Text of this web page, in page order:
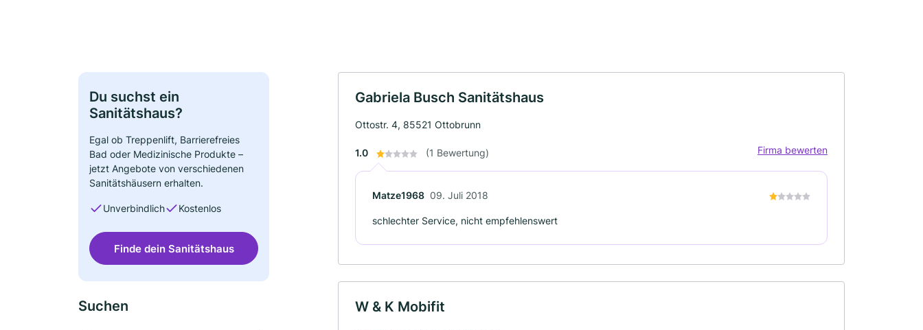
Du suchst ein
Sanitätshaus?
Egal ob Treppenlift, Barrierefreies
Bad oder Medizinische Produkte –
jetzt Angebote von verschiedenen
Sanitätshäusern erhalten.
Unverbindlich Kostenlos
Finde dein Sanitätshaus
Suchen
Gabriela Busch Sanitätshaus
Ottostr. 4, 85521 Ottobrunn
1.0 (1 Bewertung) Firma bewerten
Matze1968 09. Juli 2018
schlechter Service, nicht empfehlenswert
W & K Mobifit